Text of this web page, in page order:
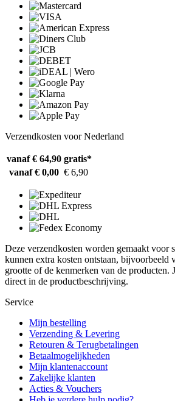
Verzendkosten voor Nederland
vanaf € 64,90 gratis*
vanaf € 0,00 € 6,90
Deze verzendkosten worden gemaakt voor
kunnen extra kosten ontstaan, bijvoorbeeld
grootte of de kenmerken van de producten.
direct in de productbeschrijving.
Service
Mijn bestelling
Verzending & Levering
Retouren & Terugbetalingen
Betaalmogelijkheden
Mijn klantenaccount
Zakelijke klanten
Acties & Vouchers